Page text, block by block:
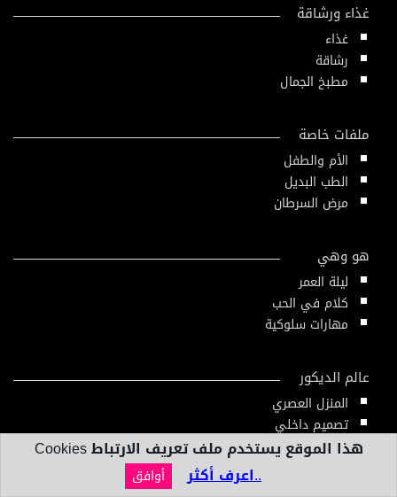
غذاء ورشاقة
غذاء
رشاقة
مطبخ الجمال
ملفات خاصة
الأم والطفل
الطب البديل
مرض السرطان
هو وهي
ليلة العمر
كلام في الحب
مهارات سلوكية
عالم الديكور
المنزل العصري
تصميم داخلي
هذا الموقع يستخدم ملف تعريف الارتباط Cookies
..اعرف أكثر
أوافق